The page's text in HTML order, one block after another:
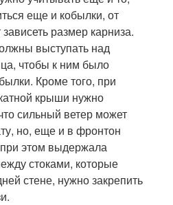
еще и кобылки, от
размер карниза.
выступать над
чтобы к ним было
Кроме того, при
крыши нужно
сильный ветер может
но, еще и в фронтон
этом выдержала
стоками, которые
стене, нужно закрепить